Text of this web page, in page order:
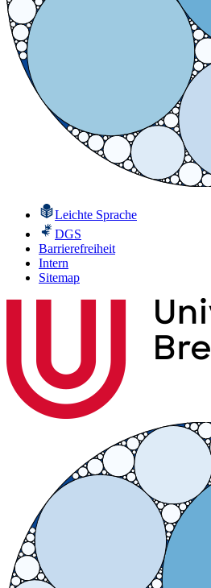
Leichte Sprache
DGS
Barrierefreiheit
Intern
Sitemap